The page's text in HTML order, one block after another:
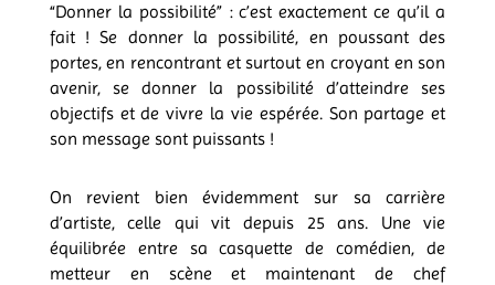
“Donner la possibilité” : c’est exactement ce qu’il a
fait ! Se donner la possibilité, en poussant des
portes, en rencontrant et surtout en croyant en son
avenir, se donner la possibilité d’atteindre ses
objectifs et de vivre la vie espérée. Son partage et
son message sont puissants !
On revient bien évidemment sur sa carrière
d’artiste, celle qui vit depuis 25 ans. Une vie
équilibrée entre sa casquette de comédien, de
metteur en scène et maintenant de chef